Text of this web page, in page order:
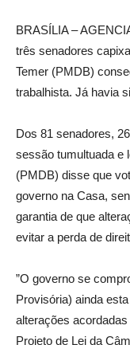
BRASÍLIA –
três senadores
Temer (PMDB)
trabalhista. Já havia
Dos 81 senadores,
sessão tumultuada e
(PMDB) disse que
governo na Casa,
garantia de que
evitar a perda de
”O governo se
Provisória) ainda
alterações
Projeto de Lei da